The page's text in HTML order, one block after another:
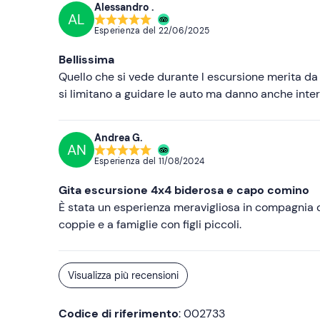
AL
Alessandro .
Esperienza del 22/06/2025
Bellissima
Quello che si vede durante l escursione merita
si limitano a guidare le auto ma danno anche
AN
Andrea G.
Esperienza del 11/08/2024
Gita escursione 4x4 biderosa e capo comino
È stata un esperienza meravigliosa in
coppie e a famiglie con figli piccoli.
Visualizza più recensioni
Codice di riferimento: 002733